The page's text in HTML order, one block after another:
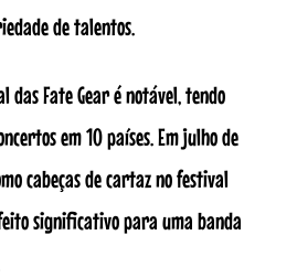
de talentos.
das Fate Gear é notável, tendo
em 10 países. Em julho de
cabeças de cartaz no festival
significativo para uma banda